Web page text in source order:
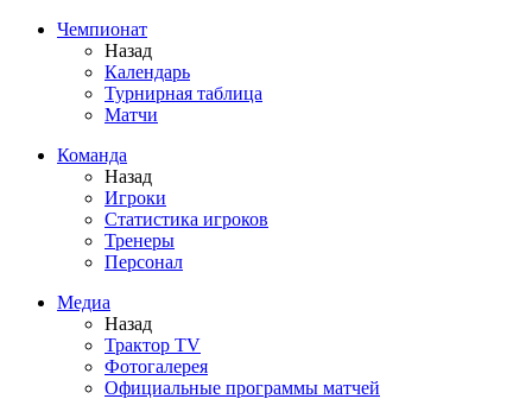
Чемпионат
Назад
Календарь
Турнирная таблица
Матчи
Команда
Назад
Игроки
Статистика игроков
Тренеры
Персонал
Медиа
Назад
Трактор TV
Фотогалерея
Официальные программы матчей